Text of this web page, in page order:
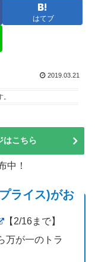
はてブ
2019.03.21
はこちら
中！
ライス)がお
【2/16まで】
万が一のトラ